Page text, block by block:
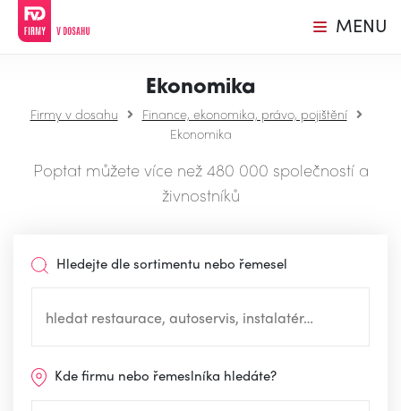
MENU
Ekonomika
Firmy v dosahu
Finance, ekonomika, právo, pojištění
Ekonomika
Poptat můžete více než 480 000 společností a
živnostníků
Hledejte dle sortimentu nebo řemesel
Kde firmu nebo řemeslníka hledáte?